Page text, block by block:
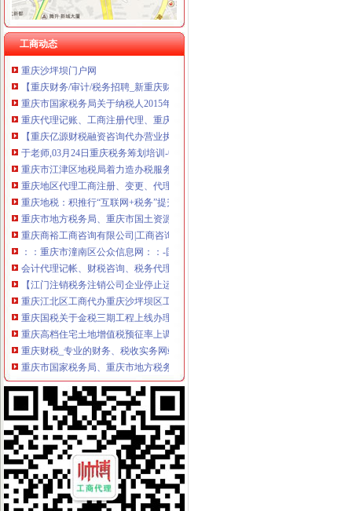
工商动态
重庆工商注册代理记账变更税务财务佼佼泽工商
重庆财税_专业的财务、税收实务网站-亿企赢财税资讯
国家税务总局2015年持续加“规范税务”建设_部门新闻_新闻_中国
【重庆财务/审计/税务招聘_新重庆财务/审计/税务招聘信息】-前程无忧
重庆市国家税务局关于纳税人2015年度关联申报等事项的提示-中国会
重庆代理记账、工商注册代理、重庆微型企业、商标注册、税务评估
【重庆亿源财税融资咨询代办营业执照营业哪家比较好】价格,厂家,
于老师,03月24日重庆税务筹划培训-中华品牌管理网
重庆市江津区地税局着力造办税服务“轻体验”-新华网
重庆地区代理工商注册、变更、代理记账、税务咨询可提供地
重庆地税：积推行“互联网+税务”提升服务质效-长江经济网
重庆市地方税务局、重庆市国土资源和房屋管理局<BR>关于暂停办理
重庆商裕工商咨询有限公司|工商咨询|代帐咨询|做账报税|税务代办|代
：：重庆市潼南区公众信息网：：-国税局
会计代理记帐、财税咨询、税务代理-重庆便民网
【江门注销税务注销公司企业停止运营不注销后果严重】-鹤山沙坪易
重庆江北区工商代办重庆沙坪坝区工商代办【渝盾】_其他加盟-中国
重庆国税关于金税三期工程上线办理有关涉税事项的公告_地方规-
重庆高档住宅土地增值税预征率上调至2%_东方财富网
重庆财税_专业的财务、税收实务网站-亿企赢财税资讯
重庆市国家税务局、重庆市地方税务局、重庆市工商管理局转发国
有重庆的朋友吗？你在天津过的还好吗？（转载）_天津_天涯论坛_天
重庆注册税务招聘_重庆注册税务招聘信息_智联重庆招聘网_找工作求
《重庆市国税小规模申报》_优秀范文十篇
重庆招聘税务专员_重庆弘昇管道有限公司招聘-汇博网
重庆税务登记证挂失电话-沙坪坝沙坪坝广告媒-重庆58同城
【税收管理】重庆市地方税务局关于印发《“三证合一、一照一码”
重庆地税的微博
重庆税务策划招聘_重庆税务策划招聘信息_智联重庆招聘网_找工作求
重庆沙坪坝门户网